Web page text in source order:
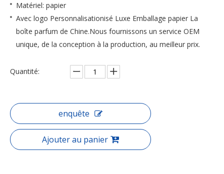
Matériel: papier
Avec logo Personnalisationisé Luxe Emballage papier La
boîte parfum de Chine.Nous fournissons un service OEM
unique, de la conception à la production, au meilleur prix.
Quantité:
enquête
Ajouter au panier